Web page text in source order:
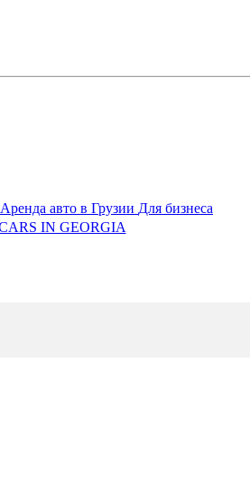
Аренда авто в Грузии Для бизнеса